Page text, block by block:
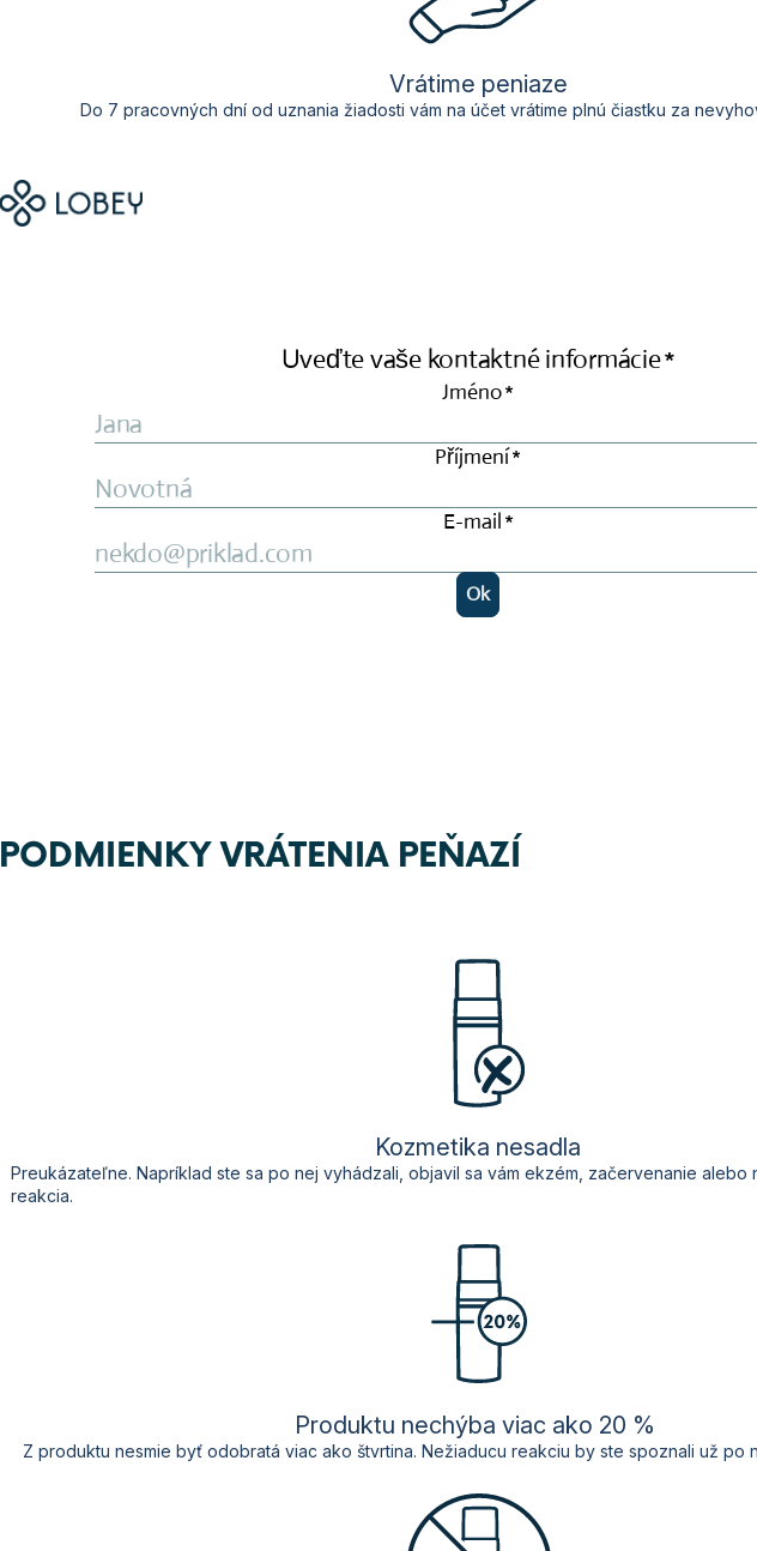
Vrátime peniaze
Do 7 pracovných dní od uznania žiadosti vám na účet vrátime plnú čiastku za
PODMIENKY VRÁTENIA PEŇAZÍ
Kozmetika nesadla
Preukázateľne. Napríklad ste sa po nej vyhádzali, objavil sa vám ekzém, začervenanie alebo
reakcia.
Produktu nechýba viac ako 20 %
Z produktu nesmie byť odobratá viac ako štvrtina. Nežiaducu reakciu by ste spoznali už po